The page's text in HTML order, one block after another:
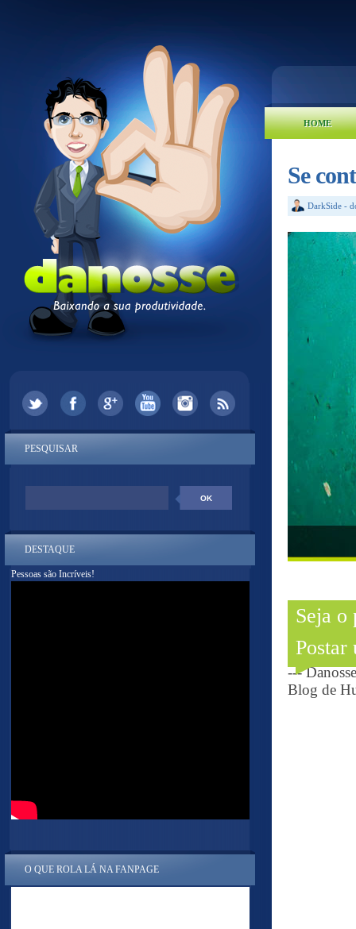
HOME
Se
DarkSide -
Seja o
Postar
---
Blog de
PESQUISAR
DESTAQUE
Pessoas são Incríveis!
O QUE ROLA LÁ NA FANPAGE